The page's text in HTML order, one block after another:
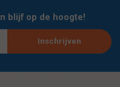
blijf op de hoogte!
Inschrijven